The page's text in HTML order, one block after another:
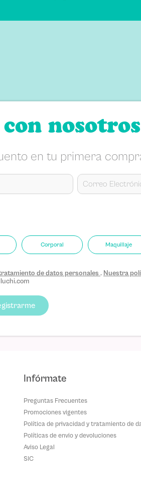
nosotros
en tu primera
Corporal Maquillaje
de datos personales . Nuestra
Infórmate
Preguntas Frecuentes
Promociones vigentes
Política de privacidad y tratamiento de
Políticas de envio y devoluciones
Aviso Legal
SIC